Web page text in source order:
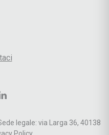
legale: via Larga 36, 40138
Policy